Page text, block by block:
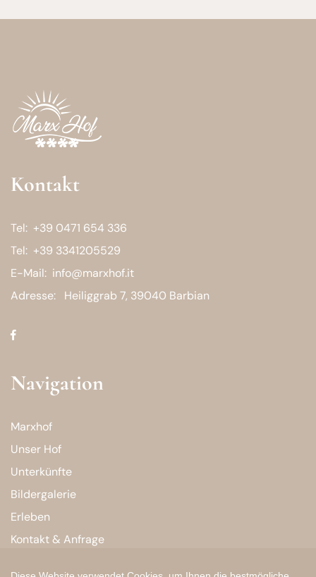
Kontakt
Tel: +39 0471 654 336
Tel: +39 3341205529
E-Mail: info@marxhof.it
Adresse:
Heiliggrab 7, 39040 Barbian
Navigation
Marxhof
Unser Hof
Unterkünfte
Bildergalerie
Erleben
Kontakt & Anfrage